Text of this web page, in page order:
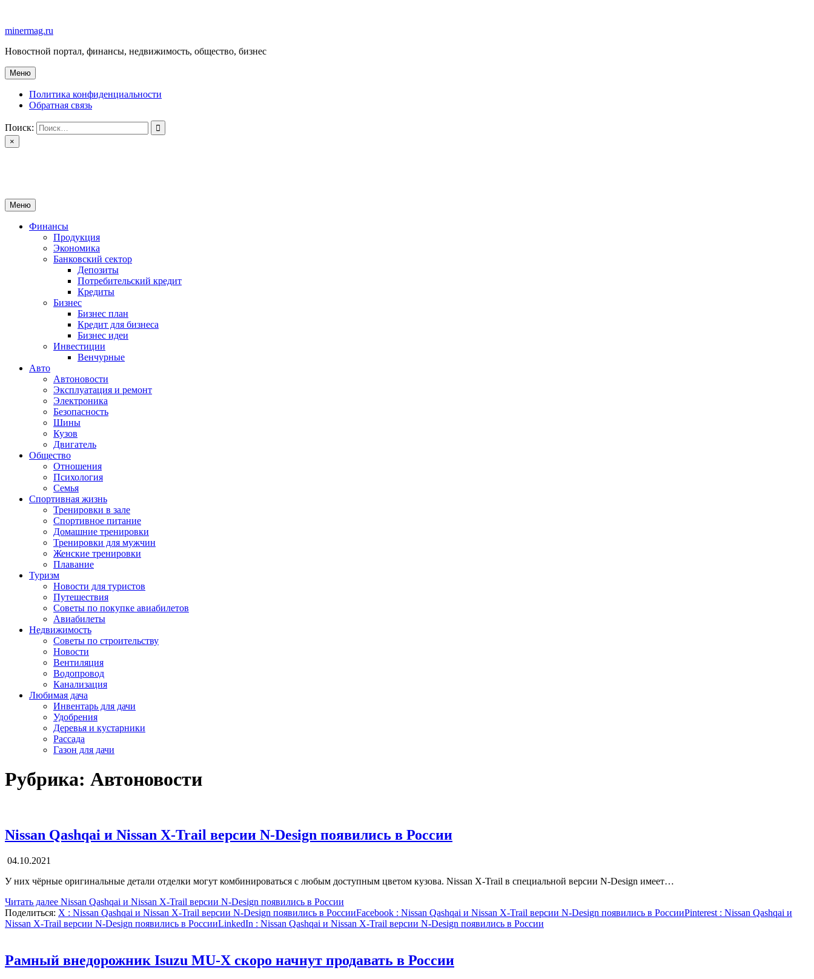
содержимому
minermag.ru
Новостной портал, финансы, недвижимость, общество, бизнес
Меню
Политика конфиденциальности
Обратная связь
Поиск:
×
Меню
Финансы
Продукция
Экономика
Банковский сектор
Депозиты
Потребительский кредит
Кредиты
Бизнес
Бизнес план
Кредит для бизнеса
Бизнес идеи
Инвестиции
Венчурные
Авто
Автоновости
Эксплуатация и ремонт
Электроника
Безопасность
Шины
Кузов
Двигатель
Общество
Отношения
Психология
Семья
Спортивная жизнь
Тренировки в зале
Спортивное питание
Домашние тренировки
Тренировки для мужчин
Женские тренировки
Плавание
Туризм
Новости для туристов
Путешествия
Советы по покупке авиабилетов
Авиабилеты
Недвижимость
Советы по строительству
Новости
Вентиляция
Водопровод
Канализация
Любимая дача
Инвентарь для дачи
Удобрения
Деревья и кустарники
Рассада
Газон для дачи
Рубрика: Автоновости
Nissan Qashqai и Nissan X-Trail версии N-Design появились в России
04.10.2021
У них чёрные оригинальные детали отделки могут комбинироваться с любым доступным цветом кузова. Nissan X-Trail в специальной версии N-Design имеет…
Читать далее Nissan Qashqai и Nissan X-Trail версии N-Design появились в России
Поделиться: X : Nissan Qashqai и Nissan X-Trail версии N-Design появились в РоссииFacebook : Nissan Qashqai и Nissan X-Trail версии N-Design появились в РоссииPinterest : Nissan Qashqai и
Nissan X-Trail версии N-Design появились в РоссииLinkedIn : Nissan Qashqai и Nissan X-Trail версии N-Design появились в России
Рамный внедорожник Isuzu MU-X скоро начнут продавать в России